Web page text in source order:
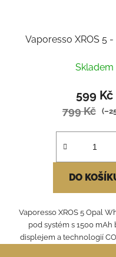
Vaporesso XROS 5
Skladem
599 Kč
799 Kč
DO
Vaporesso XROS 5 Opal
pod systém s 1500 mAh
displejem a technologií